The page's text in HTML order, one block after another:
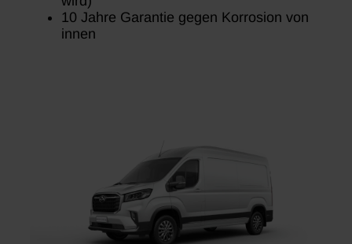
10 Jahre Garantie gegen Korrosion von
innen